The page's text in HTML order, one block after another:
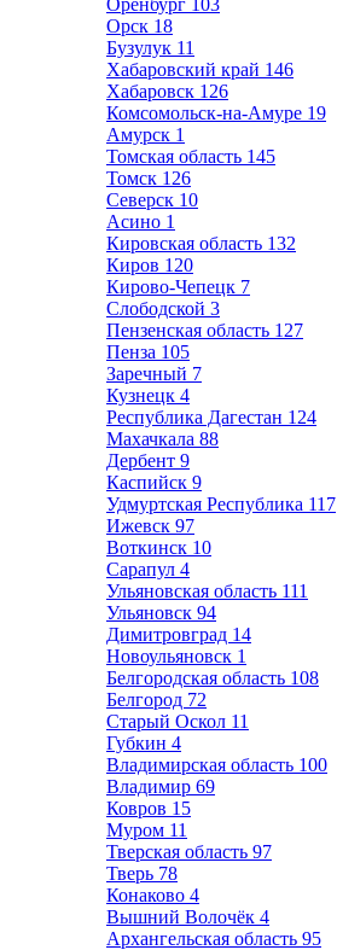
Оренбург 103
Орск 18
Бузулук 11
Хабаровский край 146
Хабаровск 126
Комсомольск-на-Амуре 19
Амурск 1
Томская область 145
Томск 126
Северск 10
Асино 1
Кировская область 132
Киров 120
Кирово-Чепецк 7
Слободской 3
Пензенская область 127
Пенза 105
Заречный 7
Кузнецк 4
Республика Дагестан 124
Махачкала 88
Дербент 9
Каспийск 9
Удмуртская Республика 117
Ижевск 97
Воткинск 10
Сарапул 4
Ульяновская область 111
Ульяновск 94
Димитровград 14
Новоульяновск 1
Белгородская область 108
Белгород 72
Старый Оскол 11
Губкин 4
Владимирская область 100
Владимир 69
Ковров 15
Муром 11
Тверская область 97
Тверь 78
Конаково 4
Вышний Волочёк 4
Архангельская область 95